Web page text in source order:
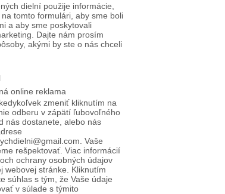
dielní použije informácie,
tomto formulári, aby sme boli
a aby sme poskytovali
Dajte nám prosím
akými by ste o nás chceli
online reklama
zmeniť kliknutím na
odberu v zápätí ľubovoľného
nás dostanete, alebo nás
Vaše
rešpektovať. Viac informácií
ochrany osobných údajov
webovej stránke. Kliknutím
súhlas s tým, že Vaše údaje
v súlade s týmito